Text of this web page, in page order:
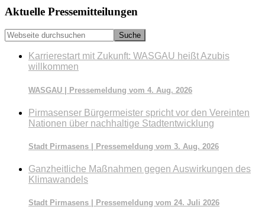
Seitenspalte
Aktuelle Pressemitteilungen
Webseite
durchsuchen
Karrierestart mit Zukunft: WASGAU heißt Azubis
willkommen
WASGAU | Pressemeldung vom 4. Aug. 2026
Pirmasenser Bürgermeister spricht vor den Vereinten
Nationen über nachhaltige Stadtentwicklung
Stadt Pirmasens | Pressemeldung vom 3. Aug. 2026
Ganzheitliche Maßnahmen gegen Auswirkungen des
Klimawandels
Stadt Pirmasens | Pressemeldung vom 24. Juli 2026